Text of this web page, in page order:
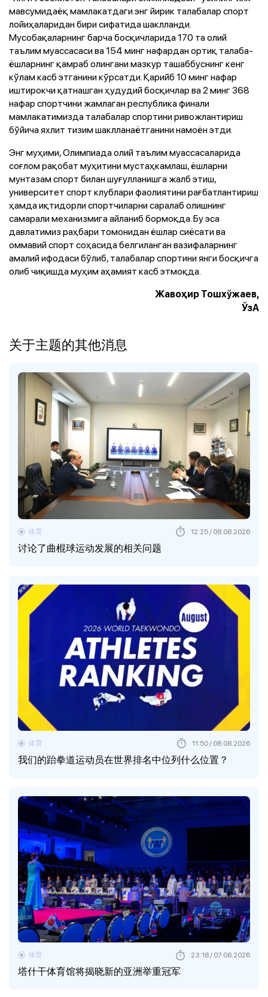
мавсумидаёқ мамлакатдаги энг йирик талабалар спорт
лойиҳаларидан бири сифатида шаклланди.
Мусобақаларнинг барча босқичларида 170 та олий
таълим муассасаси ва 154 минг нафардан ортиқ талаба-
ёшларнинг қамраб олингани мазкур ташаббуснинг кенг
кўлам касб этганини кўрсатди. Қарийб 10 минг нафар
иштирокчи қатнашган ҳудудий босқичлар ва 2 минг 368
нафар спортчини жамлаган республика финали
мамлакатимизда талабалар спортини ривожлантириш
бўйича яхлит тизим шаклланаётганини намоён этди.
Энг муҳими, Олимпиада олий таълим муассасаларида
соғлом рақобат муҳитини мустаҳкамлаш, ёшларни
мунтазам спорт билан шуғулланишга жалб этиш,
университет спорт клублари фаолиятини рағбатлантириш
ҳамда иқтидорли спортчиларни саралаб олишнинг
самарали механизмига айланиб бормоқда. Бу эса
давлатимиз раҳбари томонидан ёшлар сиёсати ва
оммавий спорт соҳасида белгиланган вазифаларнинг
амалий ифодаси бўлиб, талабалар спортини янги босқичга
олиб чиқишда муҳим аҳамият касб этмоқда.
Жавоҳир Тошхўжаев,
ЎзА
关于主题的其他消息
讨论了曲棍球运动发展的相关问题
体育 12:25 / 08.08.2026
我们的跆拳道运动员在世界排名中位列什么位置？
体育 11:50 / 08.08.2026
塔什干体育馆将揭晓新的亚洲举重冠军
体育 23:18 / 07.08.2026